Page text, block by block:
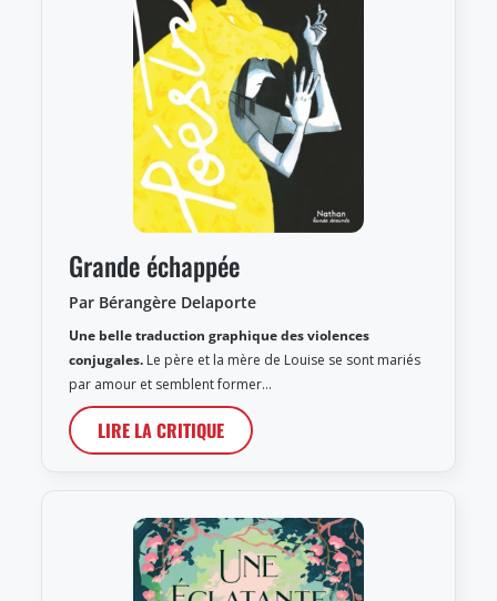
Grande échappée
Par Bérangère Delaporte
Une belle traduction graphique des violences
conjugales. Le père et la mère de Louise se sont mariés
par amour et semblent former…
LIRE LA CRITIQUE